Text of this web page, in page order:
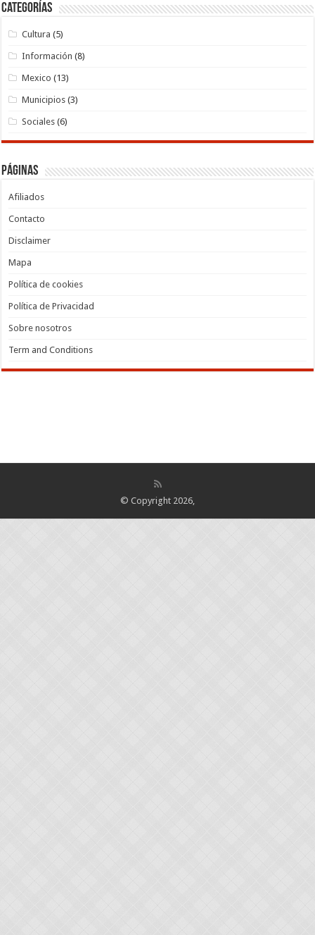
Categorías
Cultura (5)
Información (8)
Mexico (13)
Municipios (3)
Sociales (6)
Páginas
Afiliados
Contacto
Disclaimer
Mapa
Política de cookies
Política de Privacidad
Sobre nosotros
Term and Conditions
© Copyright 2026,